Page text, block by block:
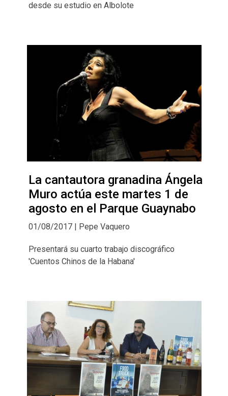
desde su estudio en Albolote
La cantautora granadina Ángela
Muro actúa este martes 1 de
agosto en el Parque Guaynabo
01/08/2017 | Pepe Vaquero
Presentará su cuarto trabajo discográfico
'Cuentos Chinos de la Habana'